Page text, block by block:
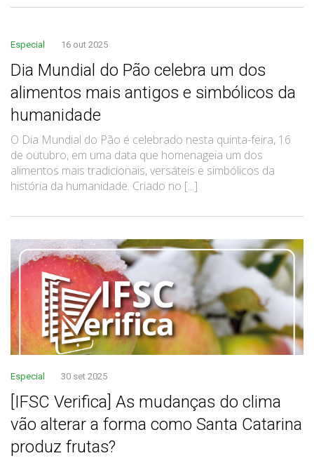
Especial 16 out 2025
Dia Mundial do Pão celebra um dos
alimentos mais antigos e simbólicos da
humanidade
O Dia Mundial do Pão é celebrado nesta quinta-feira, 16
de outubro, em uma data que homenageia um dos
alimentos mais tradicionais, versáteis e simbólicos da
história da humanidade. Criado no [...]
Especial 30 set 2025
[IFSC Verifica] As mudanças do clima
vão alterar a forma como Santa Catarina
produz frutas?